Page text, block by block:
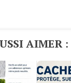
AIMER :​